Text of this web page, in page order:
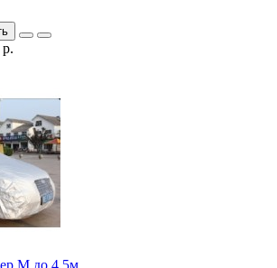
М до 4,5м